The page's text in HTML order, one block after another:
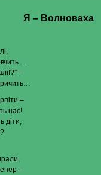
Я – Волноваха
–
–
нас!
діти,
–